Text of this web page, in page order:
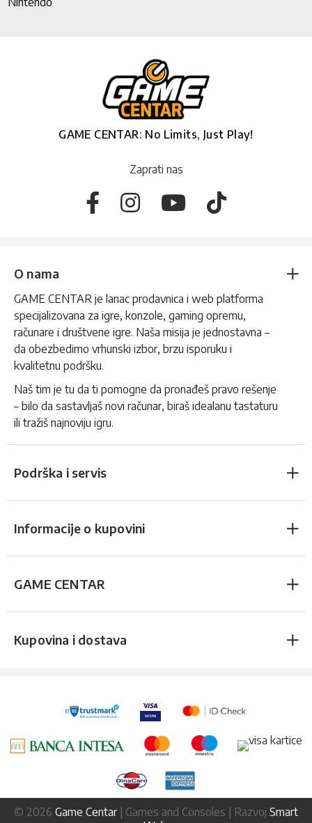
GAME CENTAR: No Limits, Just Play!
Zaprati nas
O nama
GAME CENTAR je lanac prodavnica i web platforma
specijalizovana za igre, konzole, gaming opremu,
računare i društvene igre. Naša misija je jednostavna –
da obezbedimo vrhunski izbor, brzu isporuku i
kvalitetnu podršku.
Naš tim je tu da ti pomogne da pronađeš pravo rešenje
– bilo da sastavljaš novi računar, biraš idealanu tastaturu
ili tražiš najnoviju igru.
Podrška i servis
Informacije o kupovini
GAME CENTAR
Kupovina i dostava
© 2026 Game Centar| Games and Consoles | Razvoj Smart